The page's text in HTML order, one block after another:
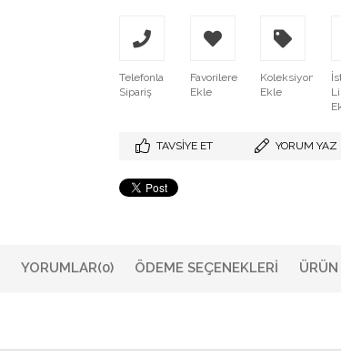
Telefonla
Sipariş
Favorilere
Ekle
Koleksiyona
Ekle
TAVSIYE ET YORUM YAZ
YORUMLAR(0) ÖDEME SEÇENEKLERI